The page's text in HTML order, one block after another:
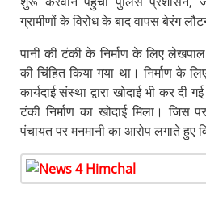
ग्रामीणों के विरोध के बाद वापस बेरंग
पानी की टंकी के निर्माण के लिए
की चिंहित किया गया था। निर्माण के
कार्यदाई संस्था द्वारा खोदाई भी कर
टंकी निर्माण का खोदाई मिला। जिस
पंचायत पर मनमानी का आरोप लगाते हुए